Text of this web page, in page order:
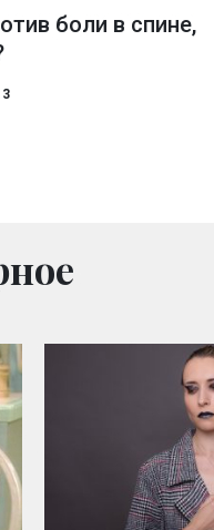
боли в спине,
3